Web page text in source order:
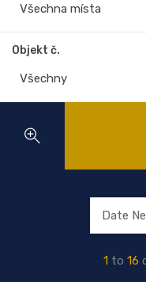
Všechna místa
Objekt č.
1 to 16
Date